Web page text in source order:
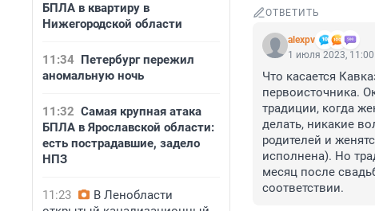
БПЛА в квартиру в
Нижегородской области
11:34 Петербург пережил
аномальную ночь
11:32 Самая крупная атака
БПЛА в Ярославской области:
есть пострадавшие, задело
НПЗ
11:23
В Ленобласти
ОТВЕТИТЬ
alexpv
1 июля 2023, 11:00
Что касается
первоисточника.
традиции, когда
делать, никакие
родителей и
исполнена). Но
месяц после
соответствии.